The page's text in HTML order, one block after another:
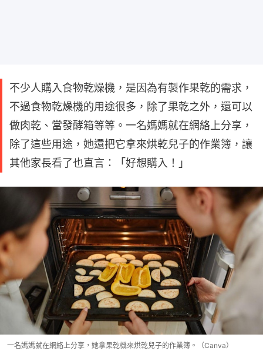
不少人購入食物乾燥機，是因為有製作果乾的需求，
不過食物乾燥機的用途很多，除了果乾之外，還可以
做肉乾、當發酵箱等等。一名媽媽就在網絡上分享，
除了這些用途，她還把它拿來烘乾兒子的作業簿，讓
其他家長看了也直言：「好想購入！」
一名媽媽就在網絡上分享，她拿果乾機來烘乾兒子的作業簿。（Canva）